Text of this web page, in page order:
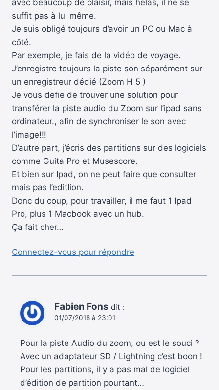
avec beaucoup de plaisir, mais hélas, il ne se
suffit pas à lui même.
Je suis obligé toujours d’avoir un PC ou Mac à
côté.
Par exemple, je fais de la vidéo de voyage.
J’enregistre toujours la piste son séparément sur
un enregistreur dédié (Zoom H 5 )
Je vous defie de trouver une solution pour
transférer la piste audio du Zoom sur l’ipad sans
ordinateur., afin de synchroniser le son avec
l’image!!!
D’autre part, j’écris des partitions sur des logiciels
comme Guita Pro et Musescore.
Et bien sur Ipad, on ne peut faire que consulter
mais pas l’editIion.
Donc du coup, pour travailler, il me faut 1 Ipad
Pro, plus 1 Macbook avec un hub.
Ça fait cher…
Connectez-vous pour répondre
Fabien Fons dit :
01/07/2018 à 23:01
Pour la piste Audio du zoom, ou est le souci ?
Avec un adaptateur SD / Lightning c’est boon !
Pour les partitions, il y a pas mal de logiciel
d’édition de partition pourtant…